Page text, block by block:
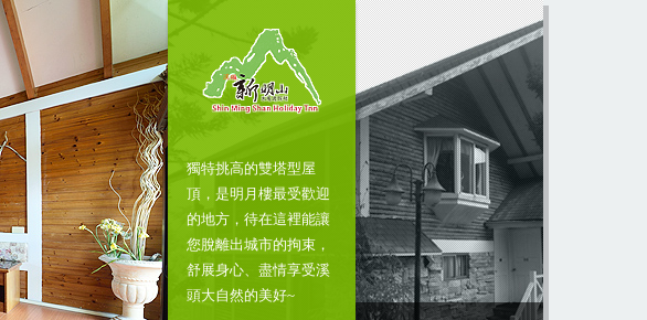
獨特挑高的雙塔型屋
頂，是明月樓最受歡迎
的地方，待在這裡能讓
您脫離出城市的拘束，
舒展身心、盡情享受溪
頭大自然的美好~